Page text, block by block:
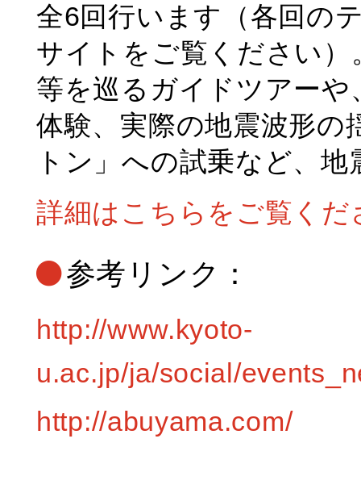
全6回行います（各回の
サイトをご覧ください
等を巡るガイドツアーや
体験、実際の地震波形の
トン」への試乗など、
詳細はこちらをご覧くだ
参考リンク：
http://www.kyoto-
u.ac.jp/ja/social/
http://abuyama.com/